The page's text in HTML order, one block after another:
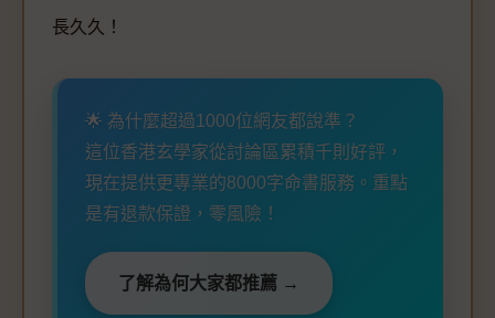
長久久！
🌟 為什麼超過1000位網友都說準？
這位香港玄學家從討論區累積千則好評，
現在提供更專業的8000字命書服務。重點
是有退款保證，零風險！
了解為何大家都推薦 →